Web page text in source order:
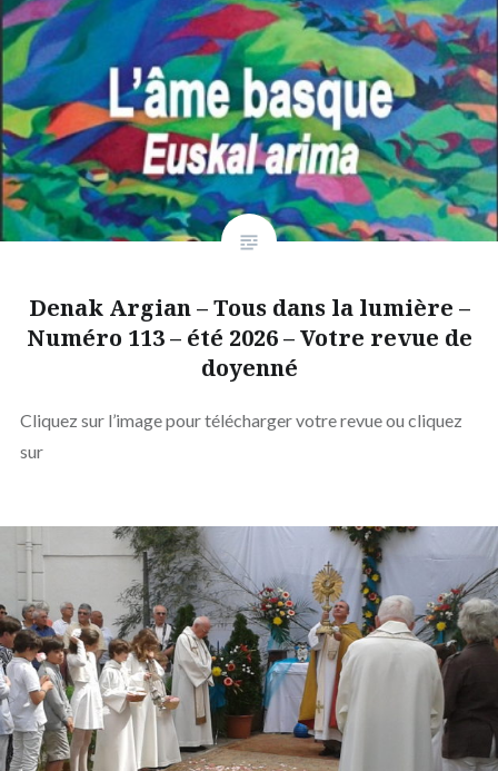
Denak Argian – Tous dans la lumière –
Numéro 113 – été 2026 – Votre revue de
doyenné
Cliquez sur l’image pour télécharger votre revue ou cliquez
sur